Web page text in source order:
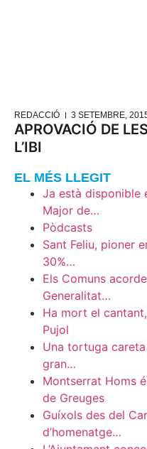
REDACCIÓ 3 SETEMBRE,
APROVACIÓ DE
L’IBI
EL MÉS LLEGIT
Ja està disponible
Major de…
Pòdcasts
Sant Feliu, pioner
30%…
Els Comuns
Generalitat…
Ha mort el
Pujol
Una tortuga
gran…
Montserrat Homs
de Greuges
Guíxols des del
d’homenatge…